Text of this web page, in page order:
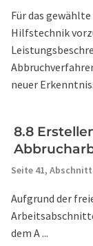
Für das
Hilfstechnik
neuer
8.8
Seite 41, Abschnitt
Aufgrund der
dem A ...